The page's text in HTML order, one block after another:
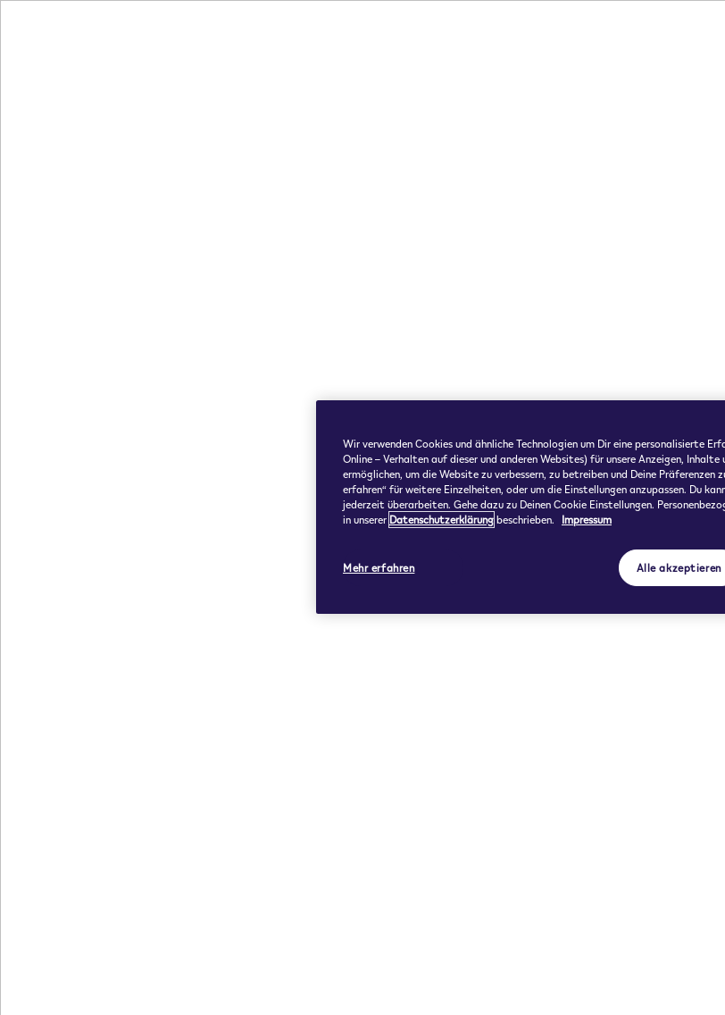
Wir verwenden Cookies und ähnliche Technologien um Dir eine personalisierte
Online – Verhalten auf dieser und anderen Websites) für unsere Anzeigen,
ermöglichen, um die Website zu verbessern, zu betreiben und Deine Präferenzen
erfahren“ für weitere Einzelheiten, oder um die Einstellungen anzupassen. Du
jederzeit überarbeiten. Gehe dazu zu Deinen Cookie Einstellungen.
in unserer Datenschutzerklärungbeschrieben. Impressum
Mehr erfahren Alle akzeptieren